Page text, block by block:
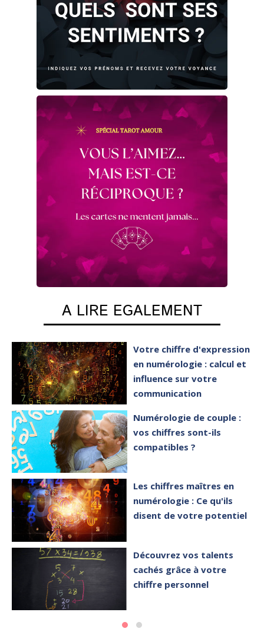
A LIRE EGALEMENT
Votre chiffre d'expression
en numérologie : calcul et
influence sur votre
communication
Numérologie de couple :
vos chiffres sont-ils
compatibles ?
Les chiffres maîtres en
numérologie : Ce qu'ils
disent de votre potentiel
Découvrez vos talents
cachés grâce à votre
chiffre personnel